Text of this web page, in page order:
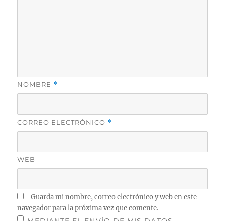
NOMBRE *
CORREO ELECTRÓNICO *
WEB
Guarda mi nombre, correo electrónico y web en este
navegador para la próxima vez que comente.